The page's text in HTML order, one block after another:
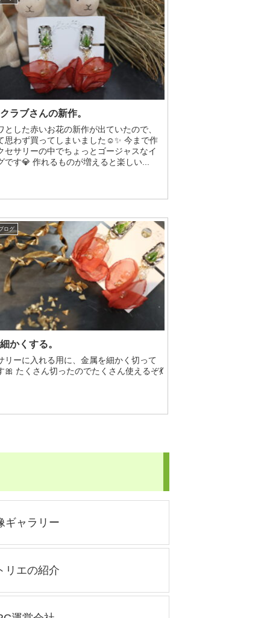
ラブさんの新作。
とした赤いお花の新作が出ていたので、
思わず買ってしまいました☺✨ 今まで作
セサリーの中でちょっとゴージャスなイ
です💎 作れるものが増えると楽しい...
ログ
かくする。
リーに入れる用に、金属を細かく切って
🎀 たくさん切ったのでたくさん使えるぞ💃
ギャラリー
リエの紹介